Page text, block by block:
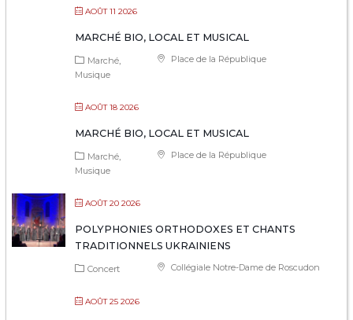
AOÛT 11 2026
MARCHÉ BIO, LOCAL ET MUSICAL
Place de la République
Marché
Musique
AOÛT 18 2026
MARCHÉ BIO, LOCAL ET MUSICAL
Place de la République
Marché
Musique
AOÛT 20 2026
POLYPHONIES ORTHODOXES ET CHANTS
TRADITIONNELS UKRAINIENS
Collégiale Notre-Dame de Roscudon
Concert
AOÛT 25 2026